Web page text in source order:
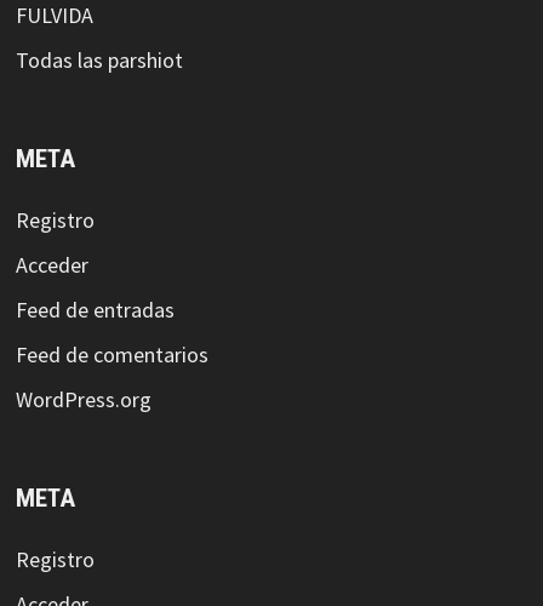
FULVIDA
Todas las parshiot
META
Registro
Acceder
Feed de entradas
Feed de comentarios
WordPress.org
META
Registro